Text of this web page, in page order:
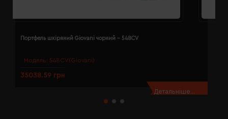
Модель: 548CV(Giovani)
Портфель шкіряний Giovani чорний - 548CV
35038.59 грн
Детальніше...